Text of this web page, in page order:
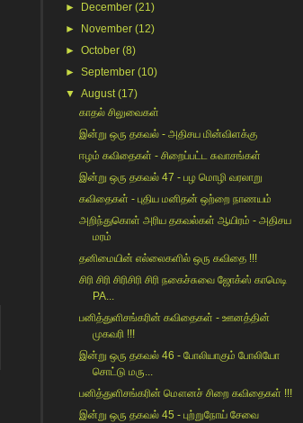
►
December (21)
►
November (12)
►October (8)
►September (10)
▼ August (17)
காதல் சிலுவைகள்
இன்று ஒரு தகவல் - அதிசய மின்விளக்கு
ஈழம் கவிதைகள் - சிறைப்பட்ட சுவாசங்கள்
இன்று ஒரு தகவல் 47 - பழ மொழி வரலாறு
கவிதைகள் - புதிய மனிதன் ஒற்றை நாணயம்
அறிந்துகொள் அரிய தகவல்கள் ஆயிரம் - அதிசய
மரம்
தனிமையின் எல்லைகளில் ஒரு கவிதை !!!
சிரி சிரி சிரிசிரி சிரி நகைச்சுவை ஜோக்ஸ் காமெடி
PA...
பனித்துளிசங்கரின் கவிதைகள் - ஊனத்தின்
முகவரி !!!
இன்று ஒரு தகவல் 46 - போலியாகும் போலியோ
சொட்டு மரு...
பனித்துளிசங்கரின் மௌனச் சிறை கவிதைகள் !!!
இன்று ஒரு தகவல் 45 - புற்றுநோய் சேவை